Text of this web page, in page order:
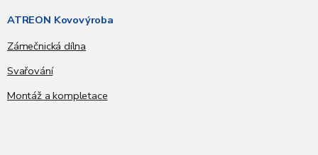
ATREON Kovovýroba
Zámečnická dílna
Svařování
Montáž a kompletace